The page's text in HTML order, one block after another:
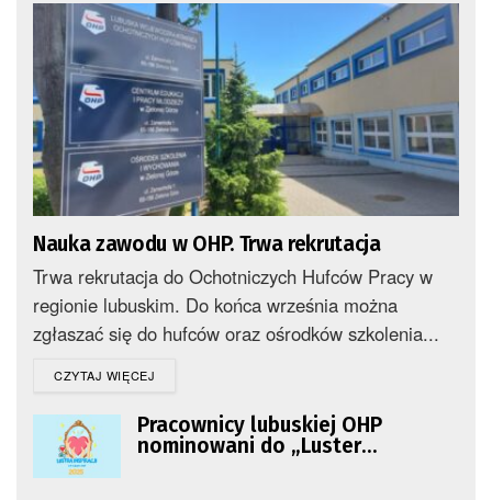
Nauka zawodu w OHP. Trwa rekrutacja
Trwa rekrutacja do Ochotniczych Hufców Pracy w
regionie lubuskim. Do końca września można
zgłaszać się do hufców oraz ośrodków szkolenia...
CZYTAJ WIĘCEJ
Pracownicy lubuskiej OHP
nominowani do „Luster